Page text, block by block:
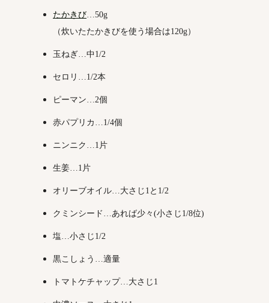
たかきび…50g
（炊いたたかきびを使う場合は120g）
玉ねぎ…中1/2
セロリ…1/2本
ピーマン…2個
赤パプリカ…1/4個
ニンニク…1片
生姜…1片
オリーブオイル…大さじ1と1/2
クミンシード…あれば少々(小さじ1/8位)
塩…小さじ1/2
黒こしょう…適量
トマトケチャップ…大さじ1